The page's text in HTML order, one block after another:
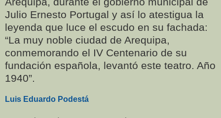
Julio Ernesto Portugal y así lo atestigua la
leyenda que luce el escudo en su fachada:
“La muy noble ciudad de Arequipa,
conmemorando el IV Centenario de su
fundación española, levantó este teatro. Año
1940”.
Luis Eduardo Podestá